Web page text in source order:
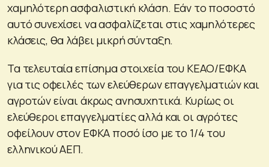
χαμηλότερη ασφαλιστική κλάση. Εάν το ποσοστό
αυτό συνεχίσει να ασφαλίζεται στις χαμηλότερες
κλάσεις, θα λάβει μικρή σύνταξη.
Τα τελευταία επίσημα στοιχεία του ΚΕΑΟ/ΕΦΚΑ
για τις οφειλές των ελεύθερων επαγγελματιών και
αγροτών είναι άκρως ανησυχητικά. Κυρίως οι
ελεύθεροι επαγγελματίες αλλά και οι αγρότες
οφείλουν στον ΕΦΚΑ ποσό ίσο με το 1/4 του
ελληνικού ΑΕΠ.